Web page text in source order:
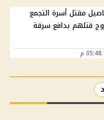
مقتل أسرة التجمع
قتلهم بدافع سرقة